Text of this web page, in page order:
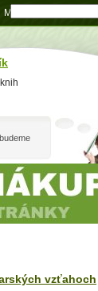
vzťahoch
Mapa